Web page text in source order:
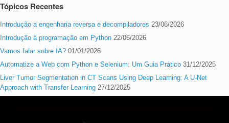
Tópicos Recentes
Introdução a engenharia reversa e decompiladores 23/06/2026
Introdução à programação em Python 22/06/2026
Vamos falar sobre IA? 01/01/2026
Automatize a Web com Python e Selenium: Um Guia Prático 31/12/2025
Liver Tumor Segmentation in CT Scans Using Deep Learning: A U-Net
Approach with Transfer Learning 27/12/2025